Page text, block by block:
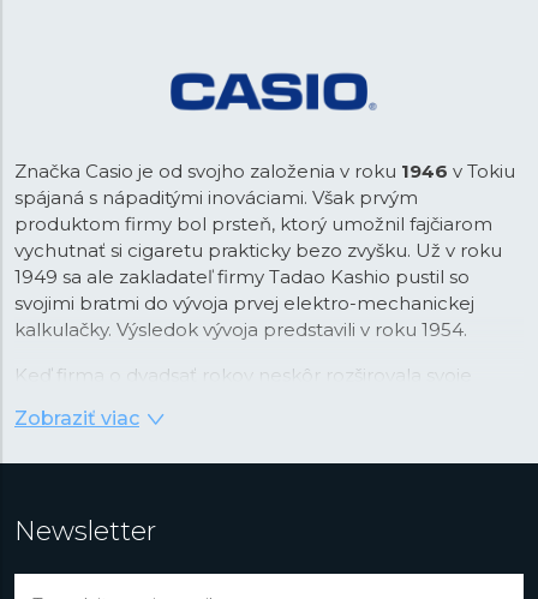
Značka Casio je od svojho založenia v roku 1946 v Tokiu
spájaná s nápaditými inováciami. Však prvým
produktom firmy bol prsteň, ktorý umožnil fajčiarom
vychutnať si cigaretu prakticky bezo zvyšku. Už v roku
1949 sa ale zakladateľ firmy Tadao Kashio pustil so
svojimi bratmi do vývoja prvej elektro-mechanickej
kalkulačky. Výsledok vývoja predstavili v roku 1954.
Keď firma o dvadsať rokov neskôr rozširovala svoje
tom čase prechádzali revolúciou v podobe nástupu
pokročilej technológie integrovaných obvodov vyvinutej
Zobraziť viac
Newsletter